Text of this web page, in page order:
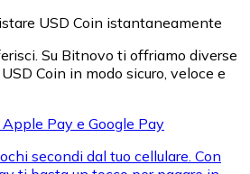
USD Coin istantaneamente
Su Bitnovo ti offriamo diverse
Coin in modo sicuro, veloce e
Pay e Google Pay
secondi dal tuo cellulare. Con